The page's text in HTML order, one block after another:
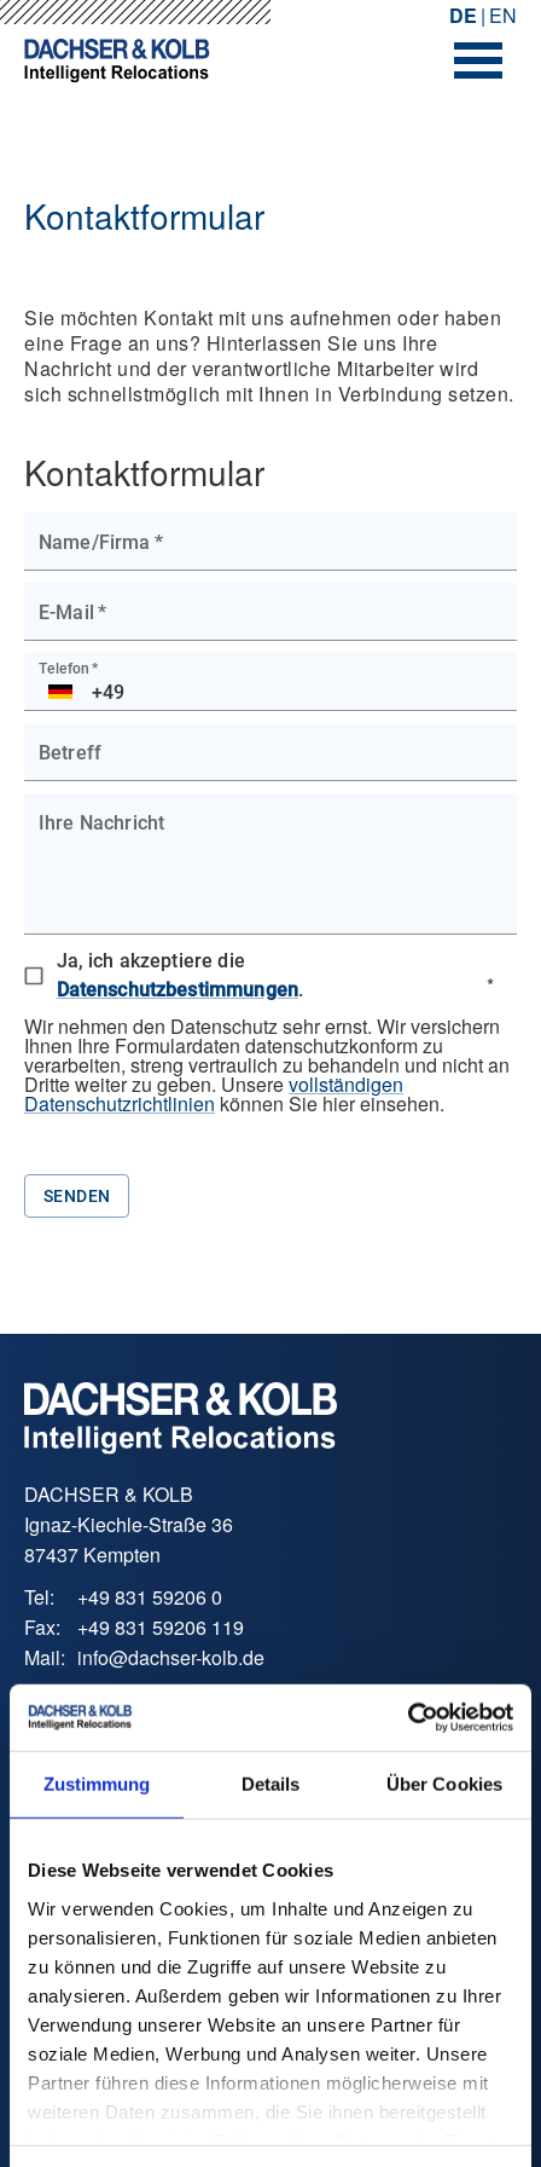
Zustimmung Details Über Cookies
Diese Webseite verwendet Cookies
Wir verwenden Cookies, um Inhalte und Anzeigen zu
personalisieren, Funktionen für soziale Medien anbieten
zu können und die Zugriffe auf unsere Website zu
analysieren. Außerdem geben wir Informationen zu Ihrer
Verwendung unserer Website an unsere Partner für
soziale Medien, Werbung und Analysen weiter. Unsere
Partner führen diese Informationen möglicherweise mit
weiteren Daten zusammen, die Sie ihnen bereitgestellt
-->--> DE EN
Kontaktformular
Sie möchten Kontakt mit uns aufnehmen oder haben
eine Frage an uns? Hinterlassen Sie uns Ihre
Nachricht und der verantwortliche Mitarbeiter wird
sich schnellstmöglich mit Ihnen in Verbindung setzen.
Kontaktformular
Name/Firma *
E-Mail *
Telefon *
DE
Betreff
Ihre Nachricht
Ja, ich akzeptiere die
Datenschutzbestimmungen.
*
Wir nehmen den Datenschutz sehr ernst. Wir versichern
Ihnen Ihre Formulardaten datenschutzkonform zu
verarbeiten, streng vertraulich zu behandeln und nicht an
Dritte weiter zu geben. Unserevollständigen
Datenschutzrichtlinien können Sie hier einsehen.
SENDEN
DACHSER & KOLB
Ignaz-Kiechle-Straße 36
87437 Kempten
Tel:
+49 831 59206 0
Fax:
+49 831 59206 119
Mail: info@dachser-kolb.de
Umzugskostenrechner
Umzug
Privatumzug
Internationaler Umzug
Relocation Service für Privatpersonen
Möbeltransport
Firmenumzug
Lagerung